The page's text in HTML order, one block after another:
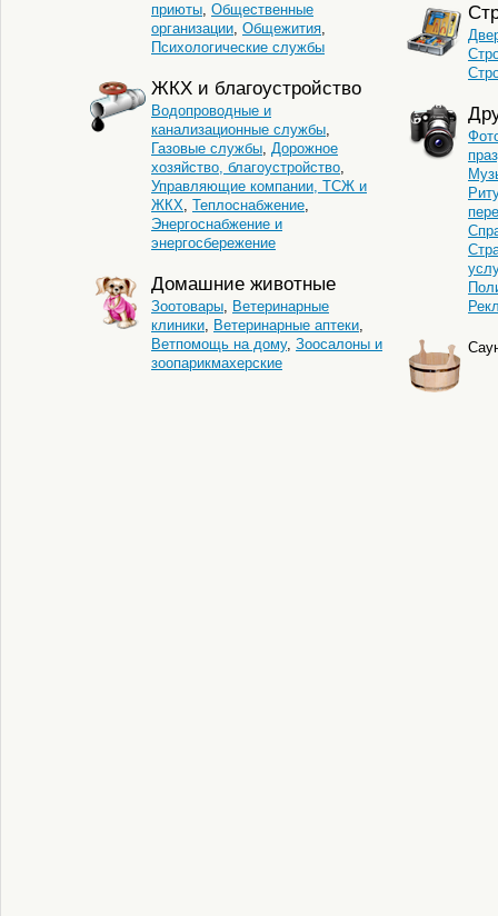
приюты, Общественные
организации, Общежития,
Психологические службы
ЖКХ и благоустройство
Водопроводные и
канализационные службы,
Газовые службы, Дорожное
хозяйство, благоустройство,
Управляющие компании, ТСЖ и
ЖКХ, Теплоснабжение,
Энергоснабжение и
энергосбережение
Домашние животные
Зоотовары, Ветеринарные
клиники, Ветеринарные аптеки,
Ветпомощь на дому, Зоосалоны и
зоопарикмахерские